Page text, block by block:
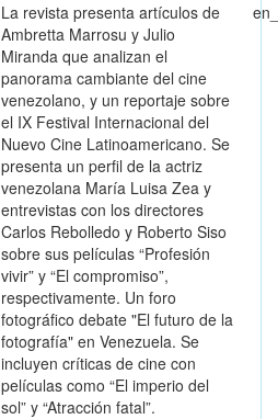
La revista presenta artículos de
Ambretta Marrosu y Julio
Miranda que analizan el
panorama cambiante del cine
venezolano, y un reportaje sobre
el IX Festival Internacional del
Nuevo Cine Latinoamericano. Se
presenta un perfil de la actriz
venezolana María Luisa Zea y
entrevistas con los directores
Carlos Rebolledo y Roberto Siso
sobre sus películas “Profesión
vivir” y “El compromiso”,
respectivamente. Un foro
fotográfico debate "El futuro de la
fotografía" en Venezuela. Se
incluyen críticas de cine con
películas como “El imperio del
sol” y “Atracción fatal”.